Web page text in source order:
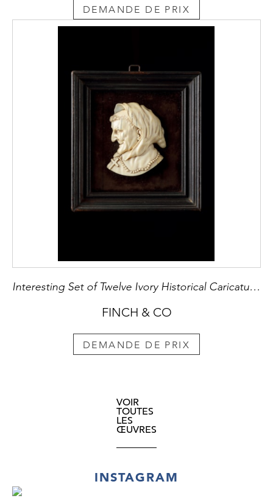
DEMANDE DE PRIX
Interesting Set of Twelve Ivory Historical Caricature Portrait Reliefs Depicting some of the Leading Catholic Clergy Responsible for the Revocation of the Edict of Nantes in 1685
FINCH & CO
DEMANDE DE PRIX
VOIR
TOUTES
LES
ŒUVRES
INSTAGRAM